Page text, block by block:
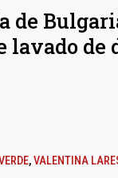
de
lavado de
,VALENTINA